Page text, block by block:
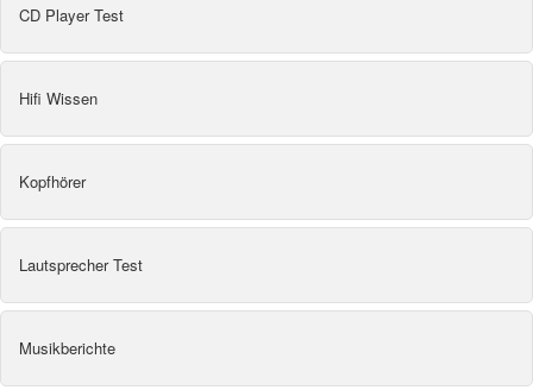
CD Player Test
Hifi Wissen
Kopfhörer
Lautsprecher Test
Musikberichte